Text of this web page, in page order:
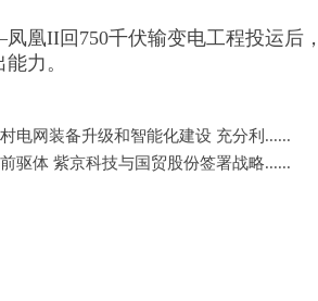
II回750千伏输变电工程投运后
力。
电网装备升级和智能化建设 充分利......
驱体 紫京科技与国贸股份签署战略......